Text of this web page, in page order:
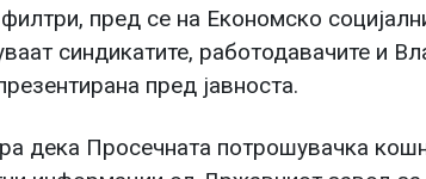
пред се на Економско
синдикатите, работодавачите и
пред јавноста.
дека Просечната потрошувачка